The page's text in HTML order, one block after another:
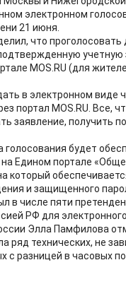
электронном
21 июня.
что
учетную
MOS.RU (для
в электронном виде
портал MOS.RU. Все,
заявление, получить
голосования будет
Едином портале
который
и защищенного
в числе пяти
РФ для
Элла Памфилова
ряд технических, не
с разницей в часовых